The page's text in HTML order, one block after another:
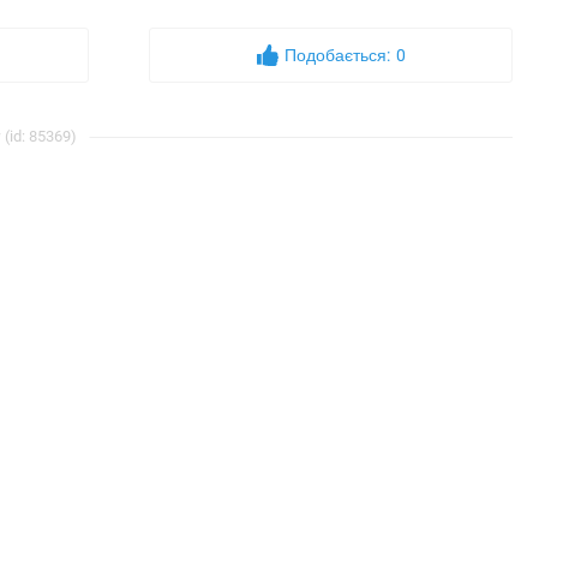
Подобається: 0
(id: 85369)